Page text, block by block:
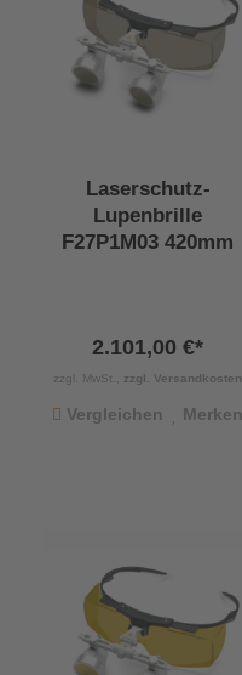
Laserschutz-
Lupenbrille
F27P1M03 420mm
2.101,00 €*
zzgl. MwSt., zzgl. Versandkosten
Vergleichen Merken